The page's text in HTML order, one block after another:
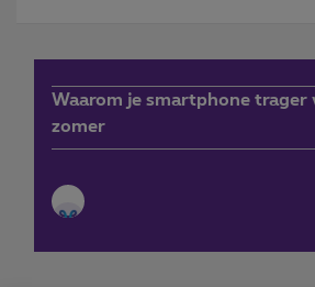
Waarom je smartphone trager
zomer